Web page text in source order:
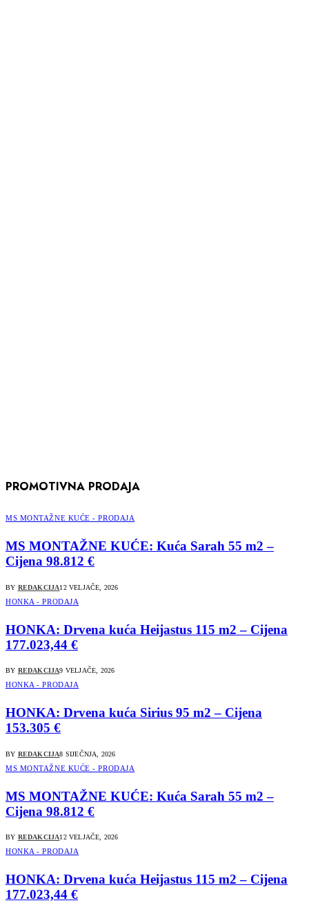
PROMOTIVNA PRODAJA
MS MONTAŽNE KUĆE - PRODAJA
MS MONTAŽNE KUĆE: Kuća Sarah 55 m2 –
Cijena 98.812 €
BY REDAKCIJA12 VELJAČE, 2026
HONKA - PRODAJA
HONKA: Drvena kuća Heijastus 115 m2 – Cijena
177.023,44 €
BY REDAKCIJA9 VELJAČE, 2026
HONKA - PRODAJA
HONKA: Drvena kuća Sirius 95 m2 – Cijena
153.305 €
BY REDAKCIJA8 SIJEČNJA, 2026
MS MONTAŽNE KUĆE - PRODAJA
MS MONTAŽNE KUĆE: Kuća Sarah 55 m2 –
Cijena 98.812 €
BY REDAKCIJA12 VELJAČE, 2026
HONKA - PRODAJA
HONKA: Drvena kuća Heijastus 115 m2 – Cijena
177.023,44 €